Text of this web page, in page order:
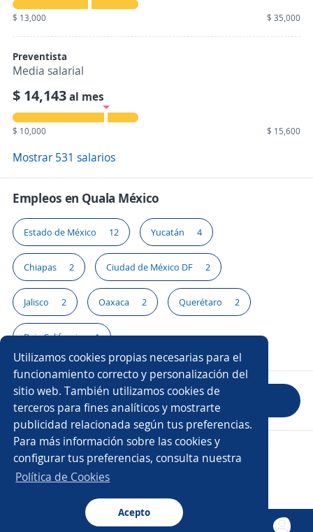
Utilizamos cookies propias necesarias para el
funcionamiento correcto y personalización del
sitio web. También utilizamos cookies de
terceros para fines analíticos y mostrarte
publicidad relacionada según tus preferencias.
Para más información sobre las cookies y
configurar tus preferencias, consulta nuestra
Política de Cookies
Acepto
$ 13,000 $ 35,000
Preventista
Media salarial
$ 14,143al mes
$ 10,000 $ 15,600
Mostrar 531 salarios
Empleos en Quala México
Estado de México 12 Yucatán 4
Chiapas 2 Ciudad de México DF 2
Jalisco 2 Oaxaca 2 Querétaro 2
Baja California 1
Evaluar empresa
Copyright 2014 - 2026 DGNET LTD.
Aviso legal / Privacidad